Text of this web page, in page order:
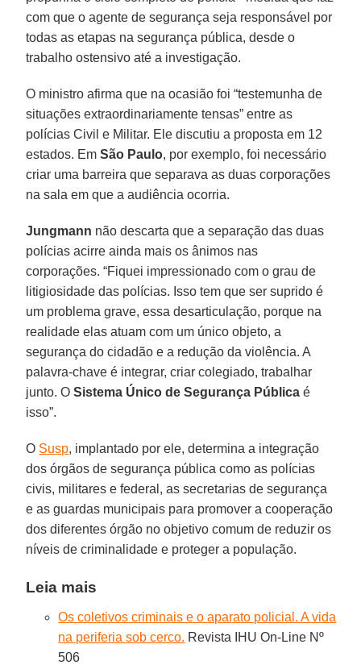
com que o agente de segurança seja responsável por
todas as etapas na segurança pública, desde o
trabalho ostensivo até a investigação.
O ministro afirma que na ocasião foi “testemunha de
situações extraordinariamente tensas” entre as
polícias Civil e Militar. Ele discutiu a proposta em 12
estados. EmSão Paulo, por exemplo, foi necessário
criar uma barreira que separava as duas corporações
na sala em que a audiência ocorria.
Jungmann não descarta que a separação das duas
polícias acirre ainda mais os ânimos nas
corporações. “Fiquei impressionado com o grau de
litigiosidade das polícias. Isso tem que ser suprido é
um problema grave, essa desarticulação, porque na
realidade elas atuam com um único objeto, a
segurança do cidadão e a redução da violência. A
palavra-chave é integrar, criar colegiado, trabalhar
junto. OSistema Único de Segurança Pública é
isso”.
O Susp, implantado por ele, determina a integração
dos órgãos de segurança pública como as polícias
civis, militares e federal, as secretarias de segurança
e as guardas municipais para promover a cooperação
dos diferentes órgão no objetivo comum de reduzir os
níveis de criminalidade e proteger a população.
Leia mais
Os coletivos criminais e o aparato policial. A vida
na periferia sob cerco. Revista IHU On-Line Nº
506